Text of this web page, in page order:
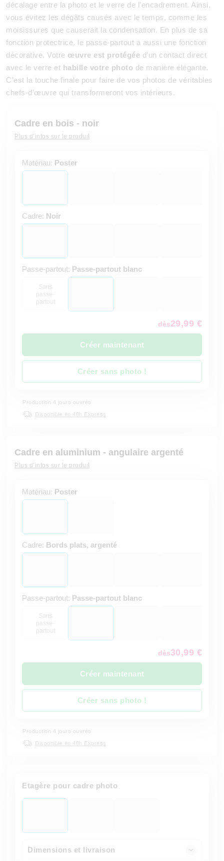
décalage entre la photo et le verre de l’encadrement. Ainsi,
vous évitez les dégâts causés avec le temps, comme les
moisissures que causerait la condensation. En plus de sa
fonction protectrice, le passe-partout a aussi une fonction
décorative. Votre œuvre est protégée d’un contact direct
avec le verre et habille votre photo de manière élégante.
C’est la touche finale pour faire de vos photos de véritables
chefs-d'œuvre qui transformeront vos intérieurs.
Cadre en bois - noir
Plus d’infos sur le produit
Matériau: Poster
Cadre: Noir
Passe-partout: Passe-partout blanc
Sans
passe-
partout
dès29,99 €
Créer maintenant
Créer sans photo !
Production 4 jours ouvrés
Disponible en 48h Express
Cadre en aluminium - angulaire argenté
Plus d’infos sur le produit
Matériau: Poster
Cadre: Bords plats, argenté
Passe-partout: Passe-partout blanc
Sans
passe-
partout
dès30,99 €
Créer maintenant
Créer sans photo !
Production 4 jours ouvrés
Disponible en 48h Express
Etagère pour cadre photo
Dimensions et livraison